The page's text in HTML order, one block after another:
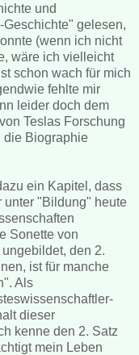
und
gelesen,
(wenn ich nicht
wäre ich vielleicht
schon wach für mich
fehlte mir
leider doch dem
Teslas Forschung
die Biographie
ein Kapitel, dass
unter "Bildung" heute
Sonette von
den 2.
ist für manche
Als
dieser
kenne den 2. Satz
mein Leben